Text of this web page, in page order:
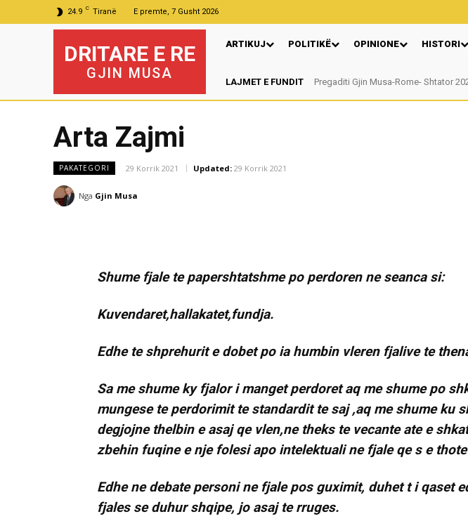
24.9 C Tiranë E premte, 7 Gusht 2026
DRITARE E RE
GJIN MUSA
ARTIKUJ POLITIKË OPINIONE HISTORI
LAJMET E FUNDIT Pregaditi Gjin Musa-Rome- Shtator
Arta Zajmi
PAKATEGORI 29 Korrik 2021 Updated: 29 Korrik 2021
Nga Gjin Musa
Shume fjale te papershtatshme po perdoren ne seanca si:
Kuvendaret,hallakatet,fundja.
Edhe te shprehurit e dobet po ia humbin vleren fjalive te
Sa me shume ky fjalor i manget perdoret aq me shume po
mungese te perdorimit te standardit te saj ,aq me shume ku
degjojne thelbin e asaj qe vlen,ne theks te vecante ate e
zbehin fuqine e nje folesi apo intelektuali ne fjale qe s e
Edhe ne debate personi ne fjale pos guximit, duhet t i qaset
fjales se duhur shqipe, jo asaj te rruges.